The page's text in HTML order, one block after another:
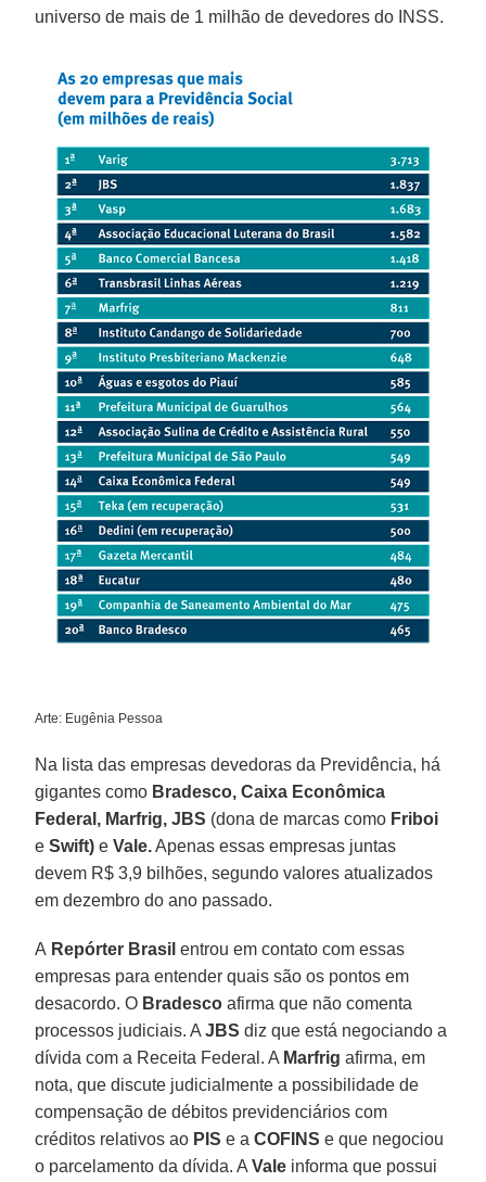
universo de mais de 1 milhão de devedores do INSS.
Arte: Eugênia Pessoa
Na lista das empresas devedoras da Previdência, há
gigantes como Bradesco, Caixa Econômica
Federal, Marfrig, JBS (dona de marcas como Friboi
eSwift) eVale.Apenas essas empresas juntas
devem R$ 3,9 bilhões, segundo valores atualizados
em dezembro do ano passado.
A Repórter Brasil entrou em contato com essas
empresas para entender quais são os pontos em
desacordo. O Bradesco afirma que não comenta
processos judiciais. AJBS diz que está negociando a
dívida com a Receita Federal. A Marfrig afirma, em
nota, que discute judicialmente a possibilidade de
compensação de débitos previdenciários com
créditos relativos ao PIS e aCOFINS e que negociou
o parcelamento da dívida. AVale informa que possui